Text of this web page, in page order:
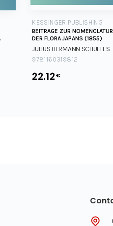
KESSINGER PUBLISHING
BEITRAGE ZUR NOMENCLATUR
DER FLORA JAPANS (1855)
JULIUS HERMANN SCHULTES
9781160319812
22.12€